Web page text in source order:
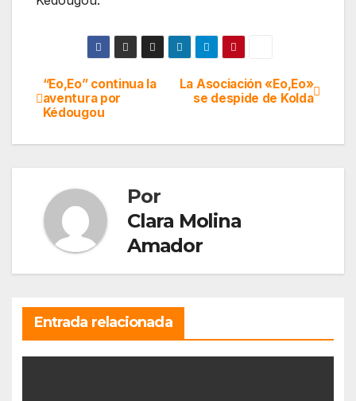
Navegación
de
La Asociación «Eo,Eo»
se despide de Kolda
“Eo,Eo” continua la
aventura por
Kédougou
Por
Clara Molina
Amador
Entrada relacionada